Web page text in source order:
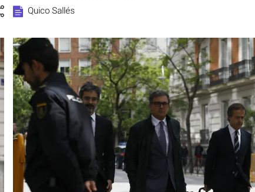
Quico Sallés